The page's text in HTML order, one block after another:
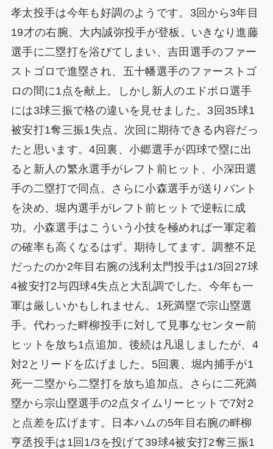
孝太投手は今年も好調のようです。3回から3年目
19才の右腕、大内誠弥投手が登板。いきなり進藤
選手に二塁打を浴びてしまい、吉田選手のファー
ストゴロで進塁され、五十幡選手のファーストゴ
ロの間に1点を献上。しかし新人のエドポロ選手
には3球三振で格の違いを見せました。3回35球1
被安打1奪三振1失点。次回に期待できる内容だっ
たと思います。4回裏、小郷選手が四球で塁に出
ると新人の繁永選手がレフト前ヒット、小深田選
手の二塁打で同点。さらに小森選手が送りバント
を決め、堀内選手がレフト前ヒットで逆転に成
功。小森選手はこういう小技を極めれば一軍定着
の確率も高くなるはず。期待してます。調整不足
だったのか2年目右腕の浅利太門投手は1/3回27球
4被安打2与四球4失点と大乱調でした。今年も一
軍は厳しいかもしれません。1死満塁で宗山塁選
手。代わった畔柳投手に対して見事なセンター前
ヒットを放ち1点追加。後続は凡退しましたが、4
対2とリードを広げました。5回裏、堀内捕手が1
死一二塁から二塁打を放ち追加点。さらに二死満
塁から宗山塁選手の2点タイムリーヒットで7対2
と点差を広げます。日本ハムの5年目右腕の畔柳
亨丞投手は1回1/3を投げて39球4被安打2奪三振1